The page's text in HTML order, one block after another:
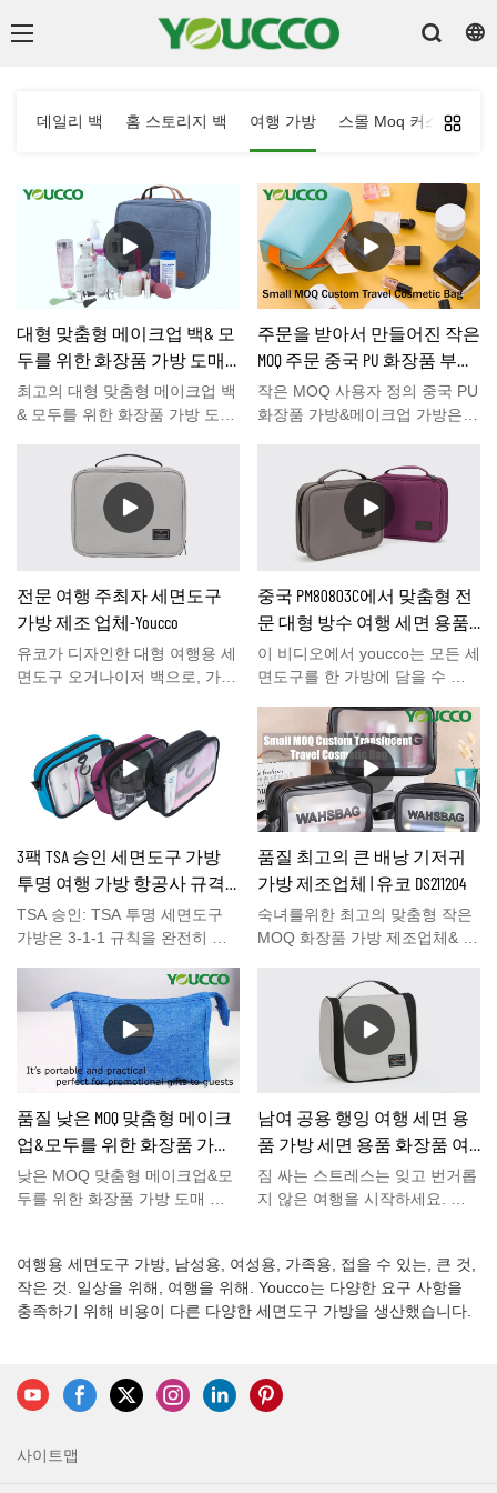
데일리 백 홈 스토리지 백 여행 가방 스몰 Moq 커스텀 백
여행용 세면도구 가방, 남성용, 여성용, 가족용, 접을 수 있는, 큰 것,
작은 것. 일상을 위해, 여행을 위해. Youcco는 다양한 요구 사항을
충족하기 위해 비용이 다른 다양한 세면도구 가방을 생산했습니다.
대형 맞춤형 메이크업 백& 모
두를 위한 화장품 가방 도매
DS220101
최고의 대형 맞춤형 메이크업 백
& 모두를 위한 화장품 가방 도매,
입니다. 최고의 맞춤형 로고 화
장품 가방 이 행잉 세면도구 가
방의 모든 칸막이가 있어 정리가
매우 쉽습니다. 결국, 면도기나
샴푸를 찾기 위해 세면도구 가방
어디 있겠습니까? 우리는 확실
히하지 않습니다! 별도의 수납
공간이 많아 세면도구와 화장품
을 모두 보관할 수 있으며 XL
있습니다. Youcco는 여전히 다
른 맞춤형 로고 화장품 가방을
보유하고 있습니다. 자세한 내용
은 www.youcco.com 웹사이트를
주문을 받아서 만들어진 작은
MOQ 주문 중국 PU 화장품 부대
&메이크업 가방 제조사
작은 MOQ 사용자 정의 중국 PU
화장품 가방&메이크업 가방은
능, 품질, 외관 등에서 비교할 수
없는 탁월한 장점을 가지고 있으
며 시장에서 좋은 평판을 얻고
있습니다.YOUCCO는 과거 제품
의 결함을 요약하고 지속적으로
정의 중국 PU 화장품 가방의 사
양&메이크업 가방은 필요에 따
라 사용자 정의할 수 있습니다.
숙녀를 위한 제일 작은 MOQ 주
이 중국 PU 화장품 가방은 고전
적인 스타일에 최고의 사용자 정
의 로고가 인쇄된 ECO 친화적
인 PU 화장품 가방입니다.&남성
용, 가볍고 빨 수 있으며 휴대 가
능합니다. 맞춤형 여행 메이크업
가방은 아이 라이너, 립스틱과
같은 화장품 및 로션, 컨디셔너
와 같은 스킨 케어 제품을 보관
하거나 연필, 지우개와 같은 문
구 용 펜 가방으로 사용하거나
리할 수도 있습니다. 케이블, 여
행용 충전기... Youcco에는 여전
히 다른 맞춤형 여행 세면도구
가방이 있습니다.&화장품 가방.
자세한 내용은 당사 웹사이트
www.youcco.com을 방문해 주십
시오.
전문 여행 주최자 세면도구
가방 제조 업체-Youcco
유코가 디자인한 대형 여행용 세
면도구 오거나이저 백으로, 가족
한 TSA 승인 작은 화장용 투명
스몰 백이 포함되어 있습니다.그
것은 우리의 가장 인기있는 여행
아이템 중 하나였습니다.당신이
일을 통해 저희에게 연락하는 것
을 망설이지 마십시
오:bella@youcco.com.
중국 PM80803C에서 맞춤형 전
문 대형 방수 여행 세면 용품
가방 메이크업 세면 용품 가
방 제조 업체
이 비디오에서 youcco는 모든 세
면도구를 한 가방에 담을 수 있
을 수 있는 대형 접이식 세면도
구 가방을 보여줍니다.더 유사한
항목 또는 더 자세한 정보. Pls는
우편으로 문
의:bella@youcco.com
3팩 TSA 승인 세면도구 가방
투명 여행 가방 항공사 규격
가방 쿼트 사이즈 포장 정리
가방 DS81102
TSA 승인: TSA 투명 세면도구
가방은 3-1-1 규칙을 완전히 준
x 4.92 x 1.97인치, 토트백이나
여행 가방에 쉽게 휴대할 수 있
습니다.세트에 포함된 이 세면도
구 가방의 무료 샘플을 지금 저
희에게 연락하십시오.
품질 최고의 큰 배낭 기저귀
가방 제조업체 | 유코 DS211204
숙녀를위한 최고의 맞춤형 작은
MOQ 화장품 가방 제조업체& 남
이크업 백을 사용하면 크고 작은
스킨 케어 제품, 화장품, 로션, 샴
푸, 수건, 위생 용품 및 기타 필요
한 품목을 정리할 수 있습니다.
이 개인화 된 메이크업 백 주최
로 제작되었습니다. 장기간 사용
하고 엎지름, 먼지 및 긁힘으로
부터 항목을 보호합니다.
Youcco에는 여전히 다른 여행
www.youcco.com을 방문해 주십
시오.
품질 낮은 MOQ 맞춤형 메이크
업&모두를 위한 화장품 가방
도매 제조 업체 | 유코
낮은 MOQ 맞춤형 메이크업&모
두를 위한 화장품 가방 도매 시
비교할 수 없는 탁월한 이점이
있으며 시장에서 좋은 평판을 얻
고 있습니다.YOUCCO는 과거
MOQ 맞춤형 메이크업 사양&모
두를 위한 화장품 가방 도매는
할 수 있습니다.최고의 맞춤형
남여 공용 행잉 여행 세면 용
품 가방 세면 용품 화장품 여
행 가방
짐 싸는 스트레스는 잊고 번거롭
지 않은 여행을 시작하세요. 이
결국, 면도기나 샴푸를 찾기 위
해 세면도구 가방을 뒤지는 것을
좋아하는 사람이 어디 있겠습니
세면도구와 화장품을 모두 보관
할 수 있으며 XL 360⁰ 금속 회전
사이트맵